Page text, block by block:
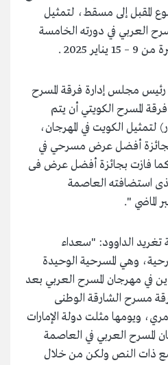
المقبل إلى مسقط، لتمثيل
العربي في دورته الخامسة
2025 .
رئيس مجلس إدارة فرقة المسرح
المسرح الكويتي أن يتم
الكويت في المهرجان،
أفضل عرض مسرحي في
فازت بجائزة أفضل عرض فى
استضافته العاصمة
الماضي ".
تغريد الداوود: "سعداء
وهي المسرحية الوحيدة
في مهرجان المسرح العربي بعد
مسرح الشارقة الوطنى
ويومها مثلت دولة الإمارات
المسرح العربي في العاصمة
مع ذات النص ولكن من خلال